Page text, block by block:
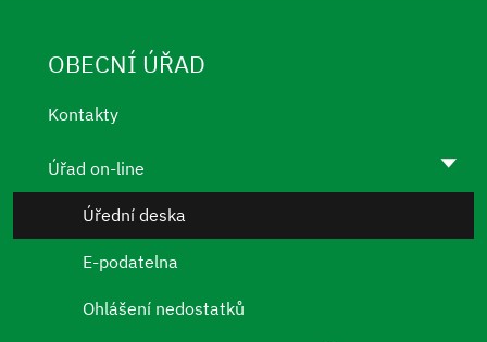
OBECNÍ ÚŘAD
Kontakty
Úřad on-line
Úřední deska
E-podatelna
Ohlášení nedostatků